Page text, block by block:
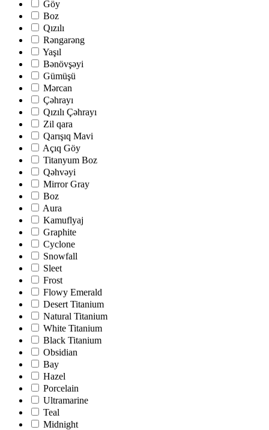
Göy
Boz
Qızılı
Rəngarəng
Yaşıl
Bənövşəyi
Gümüşü
Mərcan
Çəhrayı
Qızılı Çəhrayı
Zil qara
Qarışıq Mavi
Açıq Göy
Titanyum Boz
Qəhvəyi
Mirror Gray
Boz
Aura
Kamuflyaj
Graphite
Cyclone
Snowfall
Sleet
Frost
Flowy Emerald
Desert Titanium
Natural Titanium
White Titanium
Black Titanium
Obsidian
Bay
Hazel
Porcelain
Ultramarine
Teal
Midnight